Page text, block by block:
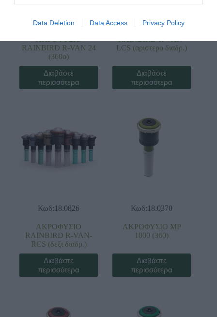
Data Deletion Data Access Privacy Policy
Κωδ:18.0823
RAINBIRD R-VAN 24
(360ο)
Διαβάστε
περισσότερα
LCS (αριστερο διαδρ.)
Διαβάστε
περισσότερα
Κωδ:18.0826
ΑΚΡΟΦΥΣΙΟ
RAINBIRD R-VAN-
RCS (δεξι διαδρ.)
Διαβάστε
περισσότερα
Κωδ:18.0370
ΑΚΡΟΦΥΣΙΟ ΜΡ
1000 (360)
Διαβάστε
περισσότερα